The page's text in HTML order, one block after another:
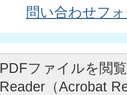
問い合わせフ
PDFファイルを閲
Reader（Acrobat